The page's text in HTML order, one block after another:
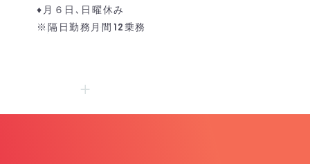
♦月６日､日曜休み
※隔日勤務月間12乗務